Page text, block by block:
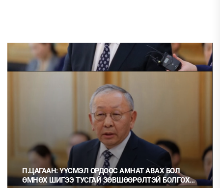
П.ЦАГААН: ҮҮСМЭЛ ОРДООС АМНАТ АВАХ БОЛ
ӨМНӨХ ШИГЭЭ ТУСГАЙ ЗӨВШӨӨРӨЛТЭЙ БОЛГОХ